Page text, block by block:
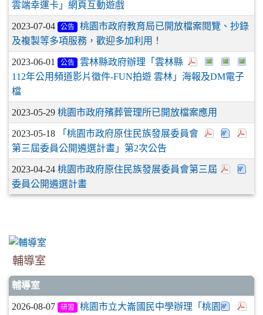
雲端幸運卡」網頁互動遊戲
2023-07-04 公告
桃園市政府教育局已開放檔案閱覽、抄錄
及複製等多項服務，歡迎多加利用！
2023-06-01 公告
雲林縣政府辦理「雲林縣
112年公用頻道影片徵件-FUN拍遊 雲林」海報及DM電子
檔
2023-05-29 桃園市政府殯葬管理所已開放檔案應用
2023-05-18
「桃園市政府原住民族發展委員會
第三屆委員公開遴選計畫」第2次公告
2023-04-24 桃園市政府原住民族發展委員會第三屆
委員公開遴選計畫
輔導室
輔導室
2026-08-07 研習
桃園市立大崙國民中學辦理「桃園